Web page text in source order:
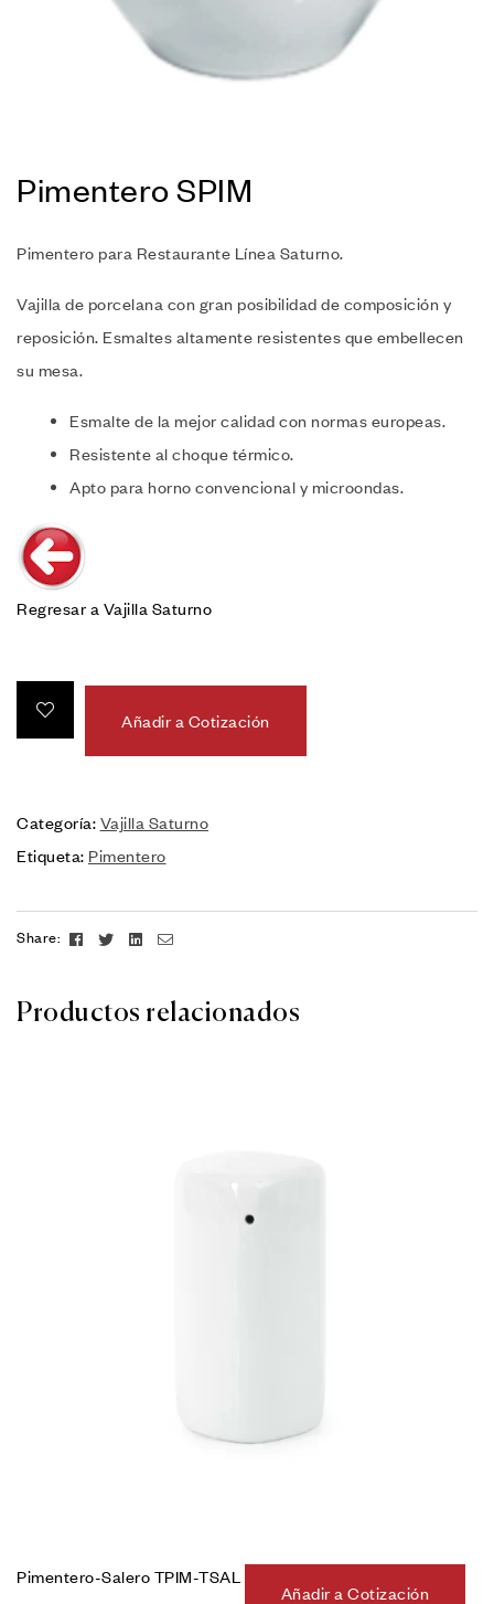
Pimentero SPIM
Pimentero para Restaurante Línea Saturno.
Vajilla de porcelana con gran posibilidad de composición y
reposición. Esmaltes altamente resistentes que embellecen
su mesa.
Esmalte de la mejor calidad con normas europeas.
Resistente al choque térmico.
Apto para horno convencional y microondas.
Regresar a Vajilla Saturno
Añadir a Cotización
Categoría: Vajilla Saturno
Etiqueta: Pimentero
Share: FacebookTwitterLinkedin
Email
Productos relacionados
Pimentero-Salero TPIM-TSAL
Añadir a Cotización